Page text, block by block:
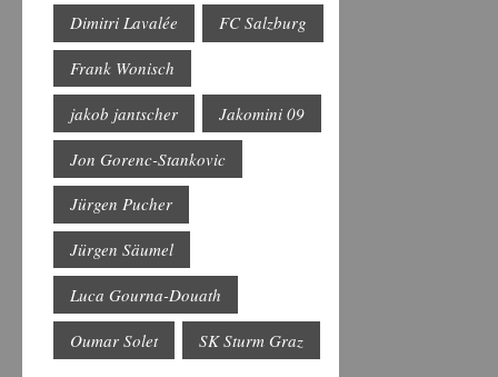
Dimitri Lavalée FC Salzburg
Frank Wonisch
jakob jantscher Jakomini 09
Jon Gorenc-Stankovic
Jürgen Pucher
Jürgen Säumel
Luca Gourna-Douath
Oumar Solet SK Sturm Graz